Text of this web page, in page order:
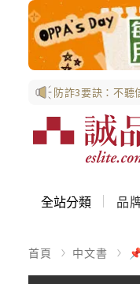
防詐3要訣：不聽
全站分類 品
首頁 中文書